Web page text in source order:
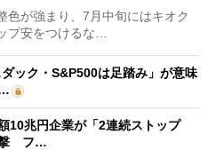
が強まり、7月中旬にはキオク
プ安をつけるな…
ダック・S&P500は足踏み」が意味
10兆円企業が「2連続ストップ
撃 フ…